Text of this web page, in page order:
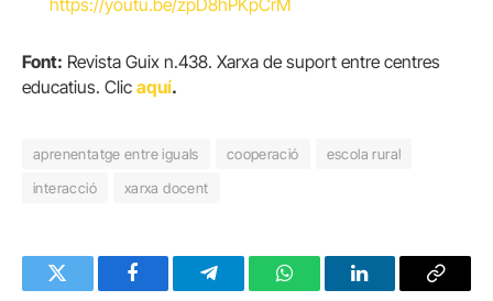
https://youtu.be/zpD8hPKpCrM
Font: Revista Guix n.438. Xarxa de suport entre centres
educatius. Clic aquí.
aprenentatge entre iguals cooperació
escola rural
interacció
xarxa docent
Twitter FacebookTelegramWhatsAppLinkedInCopy